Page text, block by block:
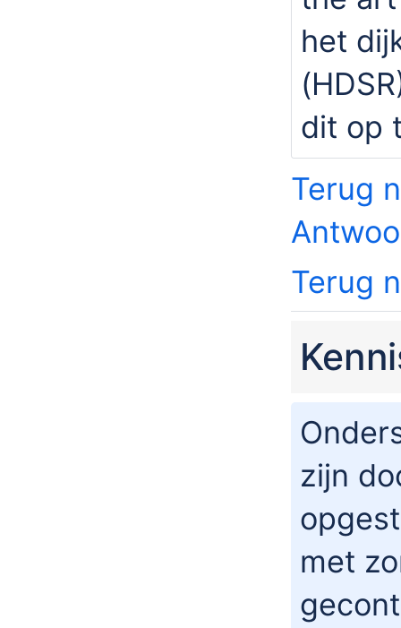
het
dit op
Terug
Terug
zijn
met